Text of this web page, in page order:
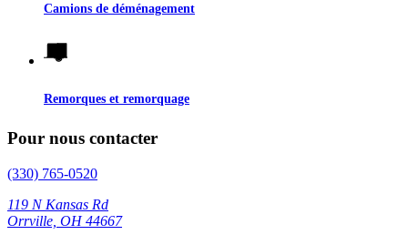
Camions de déménagement
Remorques et remorquage
Pour nous contacter
(330) 765-0520
119 N Kansas Rd
Orrville, OH 44667